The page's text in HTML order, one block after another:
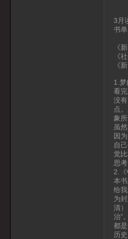
3月
书
《
《
《
《
1.
看
没
点
象所
虽
因
自
觉
思
2.
本
给
为
清
治”
都
历